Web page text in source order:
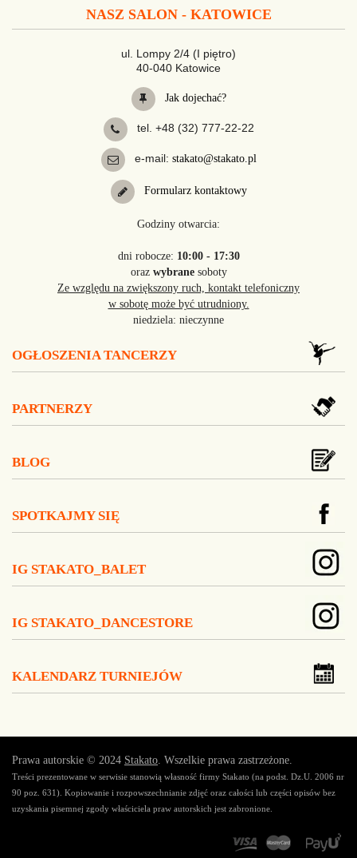
NASZ SALON - KATOWICE
ul. Lompy 2/4 (I piętro)
40-040 Katowice
Jak dojechać?
tel. +48 (32) 777-22-22
e-mail: stakato@stakato.pl
Formularz kontaktowy
Godziny otwarcia:
dni robocze: 10:00 - 17:30
oraz wybranesoboty
Ze względu na zwiększony ruch, kontakt telefoniczny
w sobotę może być utrudniony.
niedziela: nieczynne
OGŁOSZENIA TANCERZY
PARTNERZY
BLOG
SPOTKAJMY SIĘ
IG STAKATO_BALET
IG STAKATO_DANCESTORE
KALENDARZ TURNIEJÓW
Prawa autorskie © 2024 Stakato. Wszelkie prawa zastrzeżone.
Treści prezentowane w serwisie stanowią własność firmy Stakato (na podst. Dz.U. 2006 nr
90 poz. 631). Kopiowanie i rozpowszechnianie zdjęć oraz całości lub części opisów bez
uzyskania pisemnej zgody właściciela praw autorskich jest zabronione.